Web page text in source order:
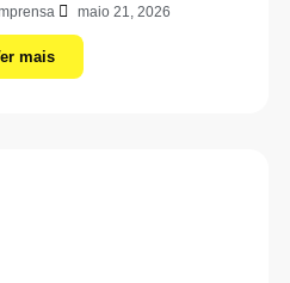
maio 21, 2026
mais